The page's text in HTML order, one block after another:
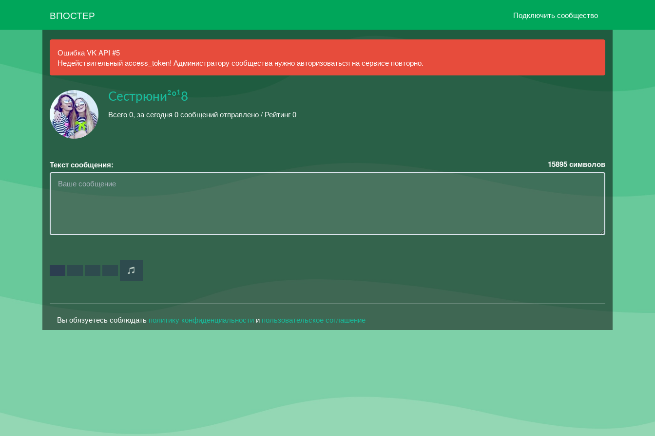
ВПОСТЕР Подключить сообщество
Ошибка VK API #5
Недействительный access_token! Администратору сообщества нужно авторизоваться на сервисе повторно.
Сестрюни²º¹8
Всего 0, за сегодня 0 сообщений отправлено / Рейтинг 0
Текст сообщения: 15895символов
Вы обязуетесь соблюдать политику конфиденциальности и пользовательское соглашение